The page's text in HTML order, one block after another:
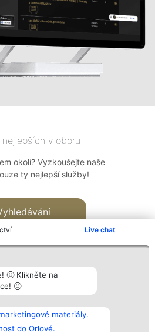
Live chat
🙂 Klikněte na
🙂
materiály.
do Orlové.
v oboru
okolí? Vyzkoušejte naše
ty nejlepší služby!
Vítězové
Seznam všech
laureátů
Kontakt